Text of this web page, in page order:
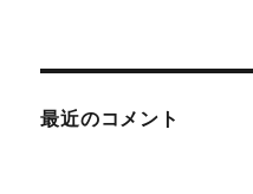
最近のコメント